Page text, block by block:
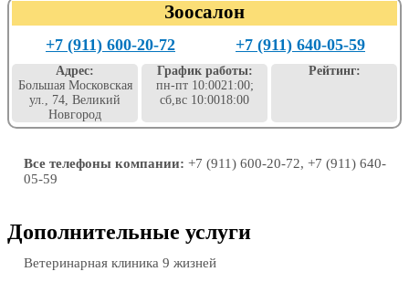
Зоосалон
+7 (911) 600-20-72 +7 (911) 640-05-59
Адрес:
Большая Московская
ул., 74, Великий
Новгород
График работы:
пн-пт 10:0021:00;
сб,вс 10:0018:00
Рейтинг:
Все телефоны компании: +7 (911) 600-20-72, +7 (911) 640-
05-59
Дополнительные услуги
Ветеринарная клиника 9 жизней